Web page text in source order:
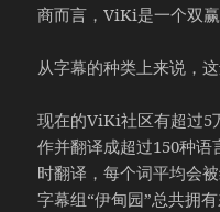
商而言，ViKi是一个双
从字幕的种类上来说，
现在的ViKi社区有超过5
作并翻译成超过150种语
时翻译，每个词平均会
字幕组“伊甸园”总共拥